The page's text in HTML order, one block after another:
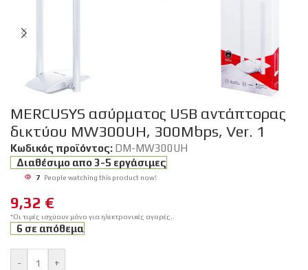
MERCUSYS ασύρματος USB αντάπτορας
δικτύου MW300UH, 300Mbps, Ver. 1
Κωδικός προϊόντος: DM-MW300UH
Διαθέσιμο απο 3-5 εργάσιμες
7 People watching this product now!
9,32 €
*Οι τιμές ισχύουν μόνο για ηλεκτρονικές αγορές.
6 σε απόθεμα
- +